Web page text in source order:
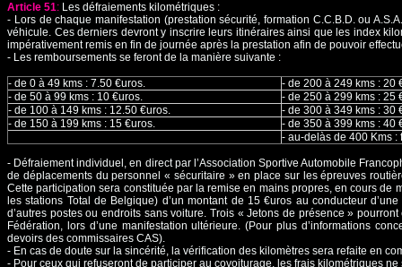
Article 51: Les défraiements kilométriques :
- Lors de chaque manifestation (prestation sécurité, formation C.C.B.D. ou
véhicule. Ces derniers devront y inscrire leurs itinéraires ainsi que les index
impérativement remis en fin de journée après la prestation afin de pouvoir
- Les remboursements se feront de la manière suivante :
- de 0 à 49 kms : 7.50 €uros.
- de 200 à 249 kms : 20
- de 50 à 99 kms : 10 €uros.
- de 250 à 299 kms : 25
- de 100 à 149 kms : 12.50 €uros.
- de 300 à 349 kms : 30
- de 150 à 199 kms : 15 €uros.
- de 350 à 399 kms : 40
- au-delàs de 400 Kms :
- Défraiement individuel, en direct par l’Association Sportive Automobile
de déplacements du personnel « sécuritaire » en place sur les épreuves
Cette participation sera constituée par la remise en mains propres, en cours
les stations Total de Belgique) d’un montant de 15 €uros au conducteur
d’autres postes ou endroits sans voiture. Trois « Jetons de présence »
Fédération, lors d’une manifestation ultérieure. (Pour plus d’informations
devoirs des commissaires CAS).
- En cas de doute sur la sincérité, la vérification des kilomètres sera refaite en
- Pour ceux qui refuseront de participer au covoiturage, les frais kilométriques